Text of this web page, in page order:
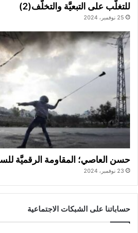
للتغلُّب على التبعيَّة والتخلُّف(2)
25 نوفمبر، 2024
حسن العاصي؛ المقاومة الرقميَّة
23 نوفمبر، 2024
حساباتنا على الشبكات الاجتماعية